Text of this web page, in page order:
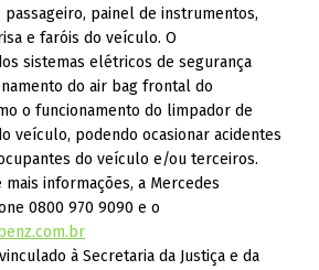
painel de instrumentos,
e faróis do veículo. O
sistemas elétricos de segurança
do air bag frontal do
o funcionamento do limpador de
veículo, podendo ocasionar acidentes
do veículo e/ou terceiros.
mais informações, a Mercedes
0800 970 9090 e o
à Secretaria da Justiça e da